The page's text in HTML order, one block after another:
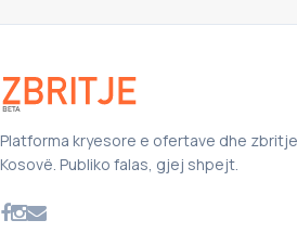
Platforma kryesore e ofertave dhe
Kosovë. Publiko falas, gjej shpejt.